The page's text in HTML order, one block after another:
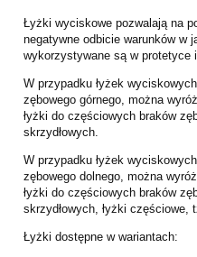
Łyżki wyciskowe pozwalają na
negatywne odbicie warunków w
wykorzystywane są w protetyce i
W przypadku łyżek
zębowego górnego, można
łyżki do częściowych braków
skrzydłowych.
W przypadku łyżek
zębowego dolnego, można
łyżki do częściowych braków
skrzydłowych, łyżki częściowe,
Łyżki dostępne w wariantach: